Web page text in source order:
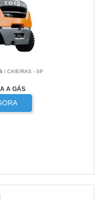
/ CAIEIRAS - SP
A GÁS